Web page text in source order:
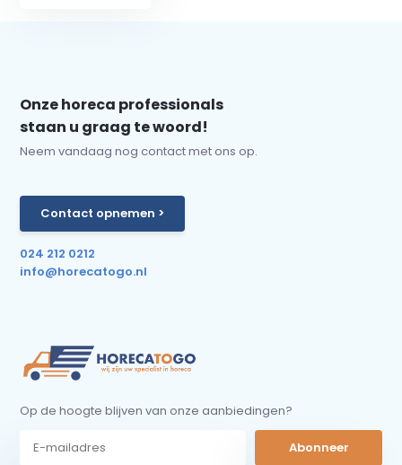
Onze horeca professionals
staan u graag te woord!
Neem vandaag nog contact met ons op.
Contact opnemen >
024 212 0212
info@horecatogo.nl
Op de hoogte blijven van onze aanbiedingen?
Abonneer